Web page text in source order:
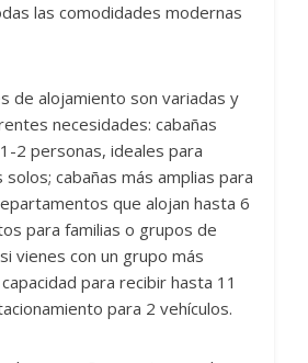
las comodidades modernas
de alojamiento son variadas y
necesidades: cabañas
2 personas, ideales para
cabañas más amplias para
que alojan hasta 6
para familias o grupos de
vienes con un grupo más
para recibir hasta 11
para 2 vehículos.